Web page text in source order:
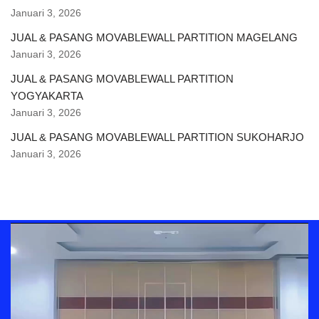
Januari 3, 2026
JUAL & PASANG MOVABLEWALL PARTITION MAGELANG
Januari 3, 2026
JUAL & PASANG MOVABLEWALL PARTITION
YOGYAKARTA
Januari 3, 2026
JUAL & PASANG MOVABLEWALL PARTITION SUKOHARJO
Januari 3, 2026